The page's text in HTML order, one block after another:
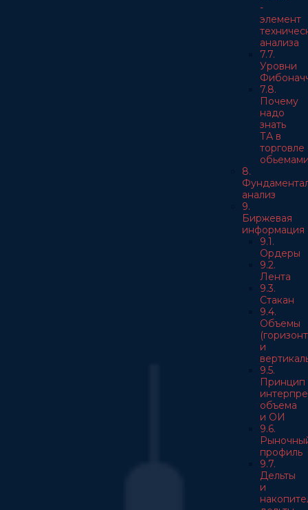
-
элемент
анализа
7.7.
Уровни
7.8.
Почему
надо
знать
ТА в
торговле
8.
анализ
9.
Биржевая
информация
9.1.
Ордеры
9.2.
Лента
9.3.
Стакан
9.4.
Объемы
и
9.5.
Принцип
объема
и ОИ
9.6.
профиль
9.7.
Дельты
и